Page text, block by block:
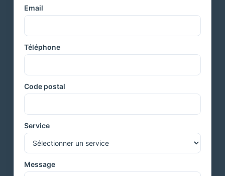
Email
Téléphone
Code postal
Service
Message